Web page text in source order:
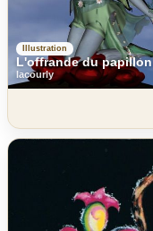
Illustration
L'offrande du papillon
lacourly